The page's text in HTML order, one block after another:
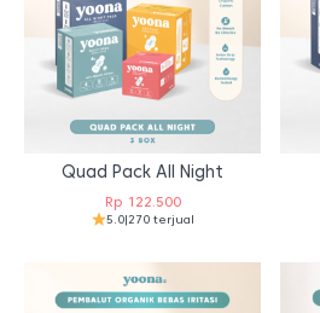
Quad Pack All Night
Rp122.500
5.0|270 terjual